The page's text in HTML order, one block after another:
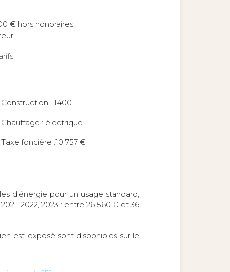
€ hors honoraires.
Construction : 1400
Chauffage : électrique
Taxe foncière :10 757 €
d’énergie pour un usage standard,
2022, 2023 : entre 26 560 € et 36
est exposé sont disponibles sur le